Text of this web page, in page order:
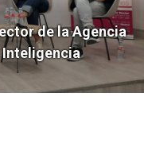
de la Agencia
Inteligencia